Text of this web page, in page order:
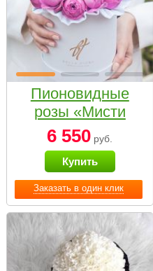
Заказать в один клик
Пионовидные
розы «Мисти
бабблс» в белой
коробке Small
6 550 руб.
Купить